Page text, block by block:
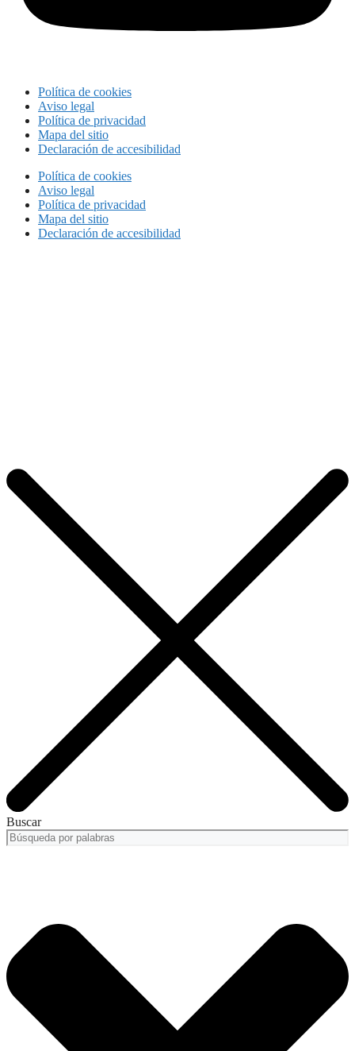
Política de cookies
Aviso legal
Política de privacidad
Mapa del sitio
Declaración de accesibilidad
Política de cookies
Aviso legal
Política de privacidad
Mapa del sitio
Declaración de accesibilidad
Buscar